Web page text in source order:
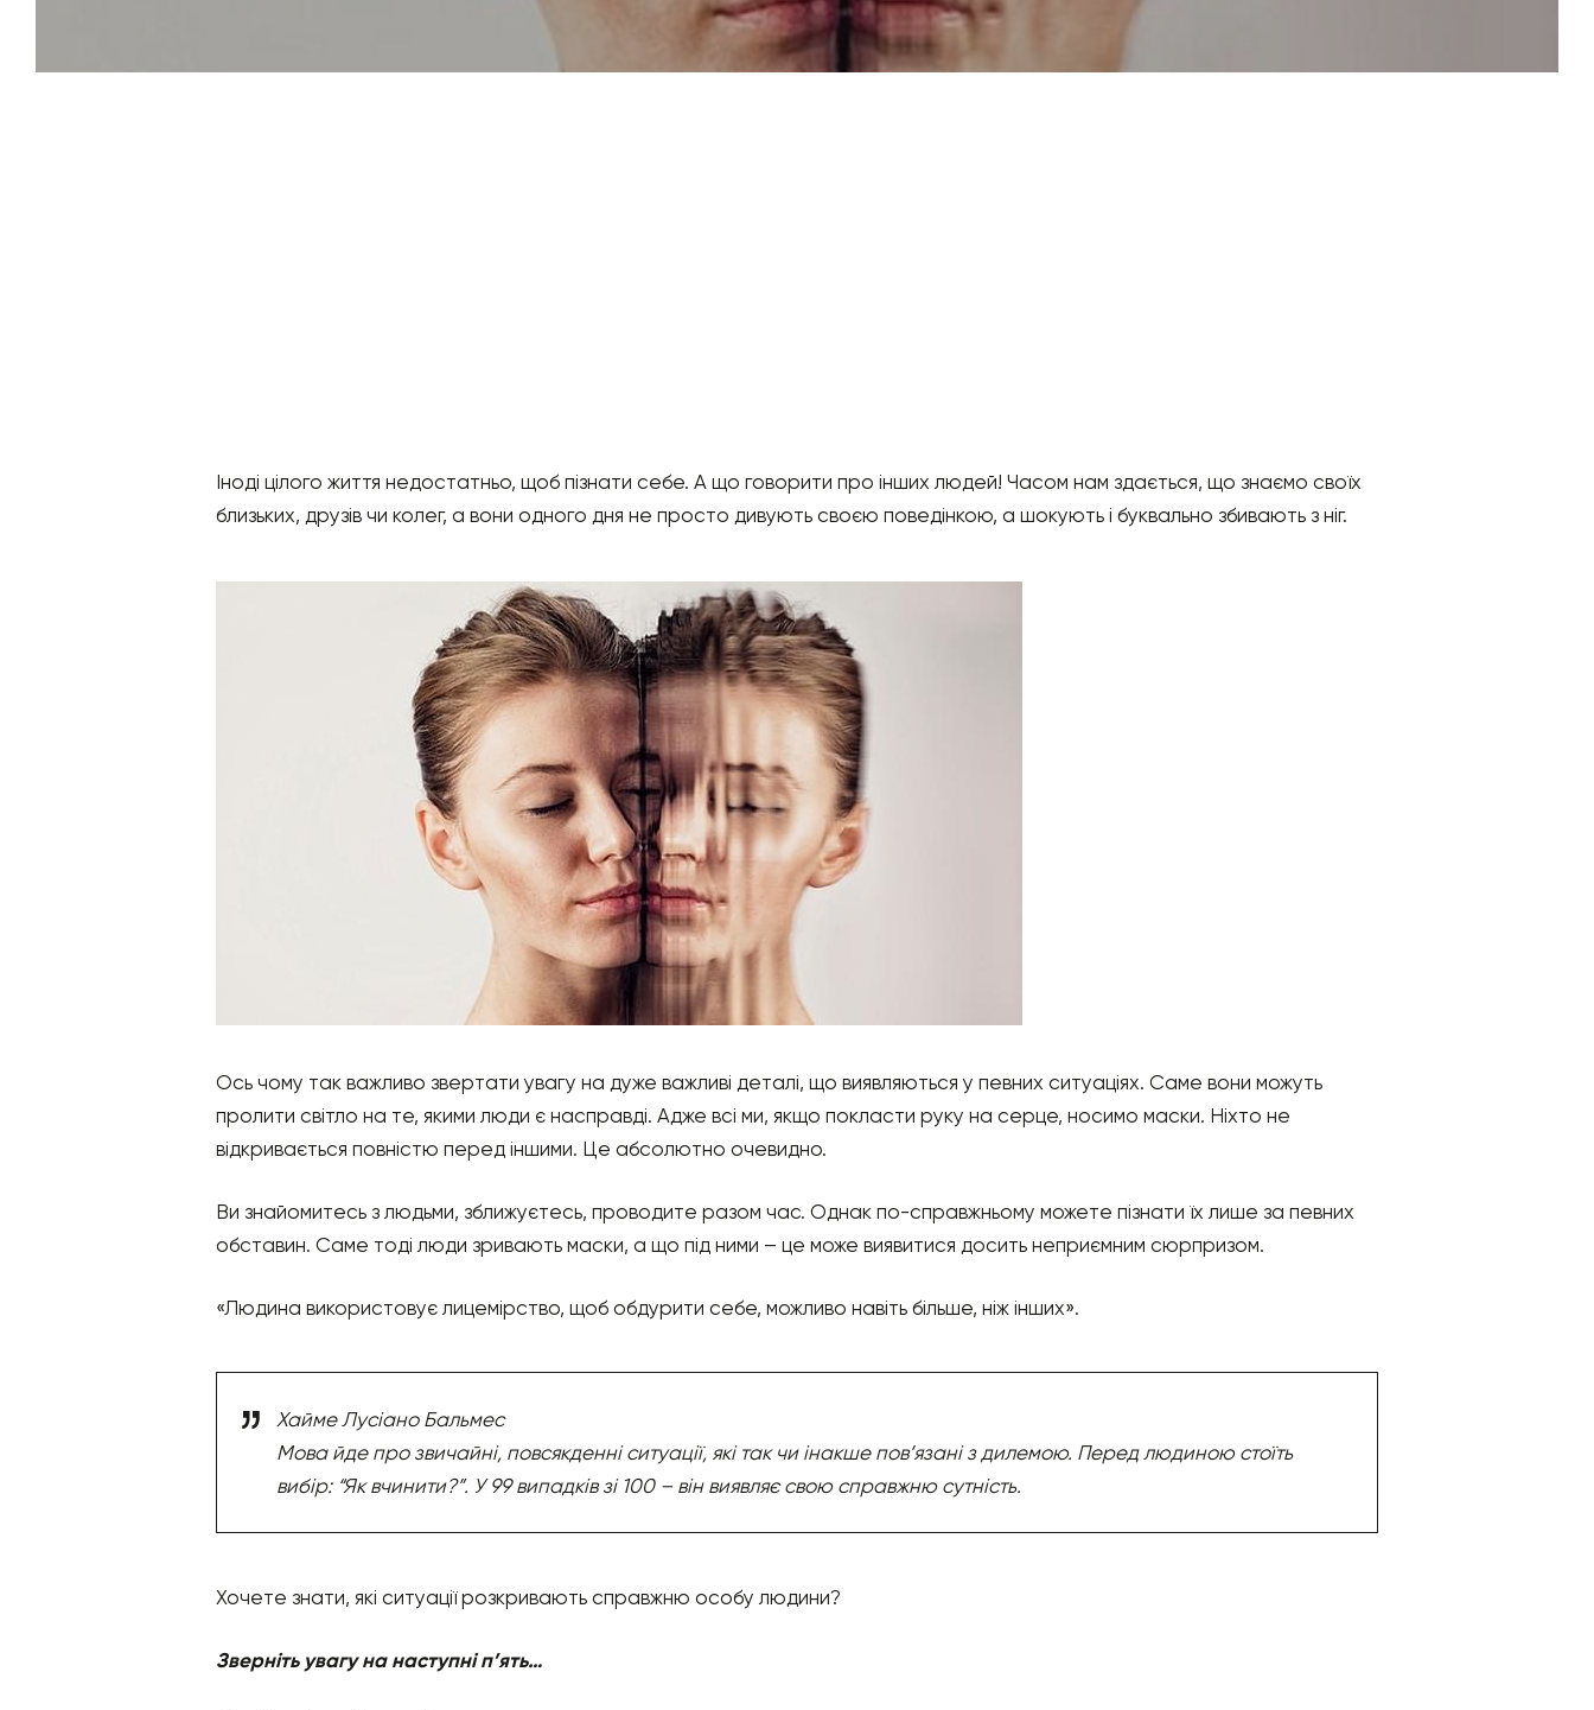
Іноді цілого життя недостатньо, щоб пізнати себе. А що говорити про інших людей! Часом нам здається, що знаємо своїх
близьких, друзів чи колег, а вони одного дня не просто дивують своєю поведінкою, а шокують і буквально збивають з ніг.
Ось чому так важливо звертати увагу на дуже важливі деталі, що виявляються у певних ситуаціях. Саме вони можуть
пролити світло на те, якими люди є насправді. Адже всі ми, якщо покласти руку на серце, носимо маски. Ніхто не
відкривається повністю перед іншими. Це абсолютно очевидно.
Ви знайомитесь з людьми, зближуєтесь, проводите разом час. Однак по-справжньому можете пізнати їх лише за певних
обставин. Саме тоді люди зривають маски, а що під ними – це може виявитися досить неприємним сюрпризом.
«Людина використовує лицемірство, щоб обдурити себе, можливо навіть більше, ніж інших».
Хайме Лусіано Бальмес
Мова йде про звичайні, повсякденні ситуації, які так чи інакше пов’язані з дилемою. Перед людиною стоїть
вибір: “Як вчинити?”. У 99 випадків зі 100 – він виявляє свою справжню сутність.
Хочете знати, які ситуації розкривають справжню особу людини?
Зверніть увагу на наступні п’ять…